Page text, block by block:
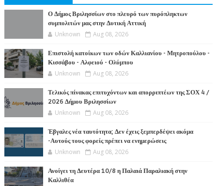
Ο Δήμος Βριλησσίων στο πλευρό των πυρόπληκτων
συμπολιτών μας στην Δυτική Αττική
Unknown Aug 08, 2026
Επιστολή κατοίκων των οδών Καλλιανίου - Μητροπούλου -
Κισσάβου - Αλφειού - Ολύμπου
Unknown Aug 08, 2026
Τελικός πίνακας επιτυχόντων και απορριπτέων της ΣΟΧ 4 /
2026 Δήμου Βριλησσίων
Unknown Aug 08, 2026
Έβγαλες νέα ταυτότητα; Δεν έχεις ξεμπερδέψει ακόμα
-Αυτούς τους φορείς πρέπει να ενημερώσεις
Unknown Aug 08, 2026
Ανοίγει τη Δευτέρα 10/8 η Παλαιά Παραλιακή στην
Καλλιθέα